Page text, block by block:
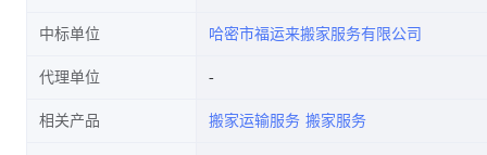
中标单位 哈密市福运来搬家服务有限公司
代理单位
相关产品 搬家运输服务 搬家服务